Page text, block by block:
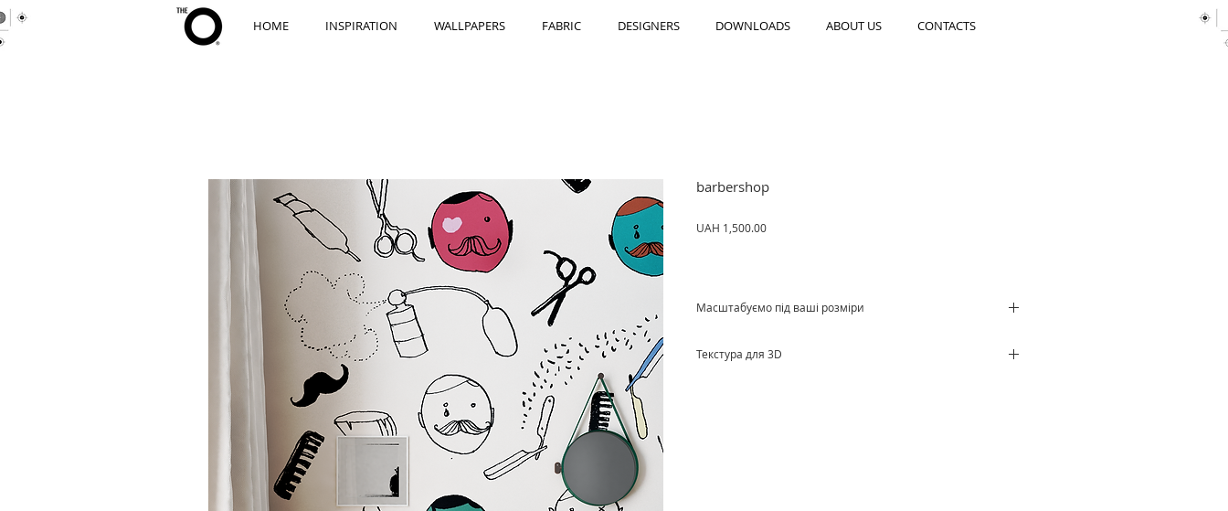
HOME INSPIRATION WALLPAPERS FABRIC DESIGNERS DOWNLOADS ABOUT US CONTACTS
barbershop
UAH 1,500.00Price
Масштабуємо під ваші розміри
Текстура для 3D